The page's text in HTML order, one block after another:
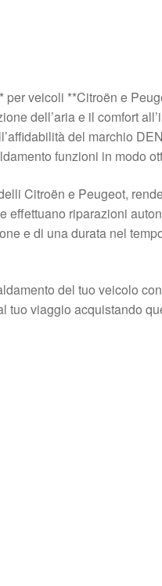
veicoli **Citroën e
dell’aria e il comfort
del marchio
funzioni in modo
Citroën e Peugeot,
effettuano riparazioni
e di una durata nel
del tuo veicolo
viaggio acquistando